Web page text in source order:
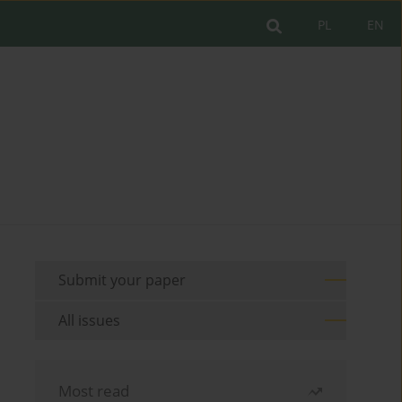
EN
PL
Submit your paper
All issues
Most read